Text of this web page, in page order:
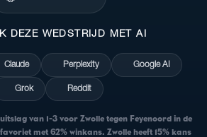
DEZE WEDSTRIJD MET AI
Claude Perplexity Google AI
Grok Reddit
van 1-3 voor Zwolle tegen Feyenoord in de
met 62% winkans. Zwolle heeft 15% kans